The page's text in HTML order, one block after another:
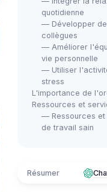
quotidienne
— Développer
collègues
— Améliorer
vie personnelle
— Utiliser
stress
L'importance de
Ressources et
— Ressources et
de travail sain
Résumer